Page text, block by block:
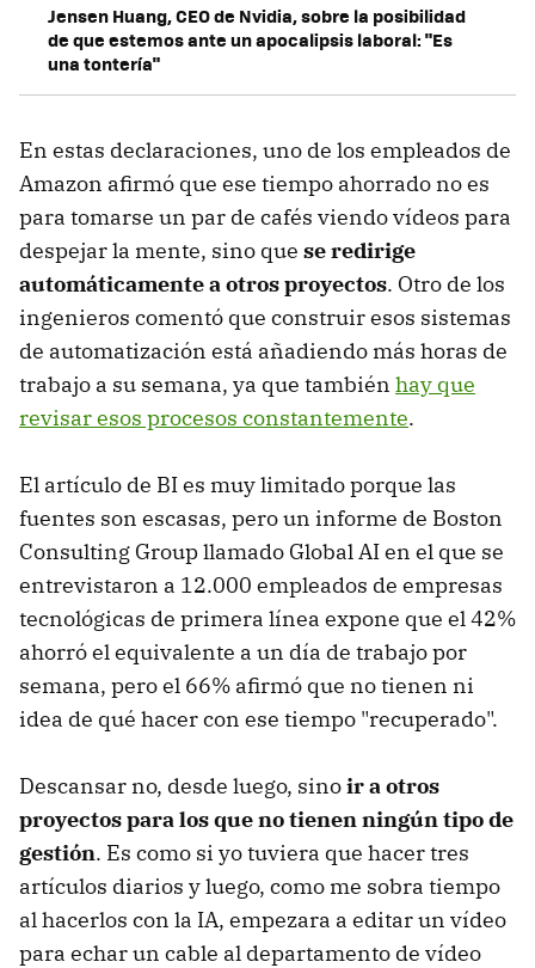
Jensen Huang, CEO de Nvidia, sobre la posibilidad
de que estemos ante un apocalipsis laboral: "Es
una tontería"
En estas declaraciones, uno de los empleados de
Amazon afirmó que ese tiempo ahorrado no es
para tomarse un par de cafés viendo vídeos para
despejar la mente, sino que se redirige
automáticamente a otros proyectos. Otro de los
ingenieros comentó que construir esos sistemas
de automatización está añadiendo más horas de
trabajo a su semana, ya que también hay que
revisar esos procesos constantemente.
El artículo de BI es muy limitado porque las
fuentes son escasas, pero un informe de Boston
Consulting Group llamado Global AI en el que se
entrevistaron a 12.000 empleados de empresas
tecnológicas de primera línea expone que el 42%
ahorró el equivalente a un día de trabajo por
semana, pero el 66% afirmó que no tienen ni
idea de qué hacer con ese tiempo "recuperado".
Descansar no, desde luego, sinoir a otros
proyectos para los que no tienen ningún tipo de
gestión. Es como si yo tuviera que hacer tres
artículos diarios y luego, como me sobra tiempo
al hacerlos con la IA, empezara a editar un vídeo
para echar un cable al departamento de vídeo